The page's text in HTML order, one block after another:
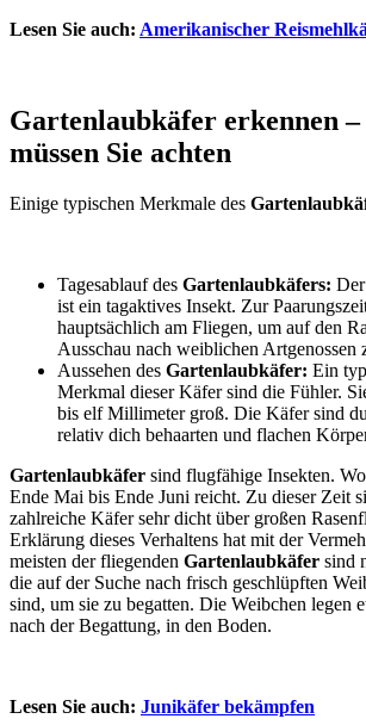
Lesen Sie auch: Amerikanischer
Gartenlaubkäfer erkennen
müssen Sie achten
Einige typischen Merkmale des
Tagesablauf des Gartenlaubkäfers: Der
ist ein tagaktives Insekt. Zur
hauptsächlich am Fliegen, um auf den
Ausschau nach weiblichen Artgenossen
Aussehen des Gartenlaubkäfer: Ein
Merkmal dieser Käfer sind die Fühler.
bis elf Millimeter groß. Die Käfer sind
relativ dich behaarten und flachen
Gartenlaubkäfer sind flugfähige Insekten.
Ende Mai bis Ende Juni reicht. Zu dieser Zeit
zahlreiche Käfer sehr dicht über großen
Erklärung dieses Verhaltens hat mit der
meisten der fliegenden Gartenlaubkäfer sind
die auf der Suche nach frisch geschlüpften
sind, um sie zu begatten. Die Weibchen legen
nach der Begattung, in den Boden.
Lesen Sie auch: Junikäfer bekämpfen